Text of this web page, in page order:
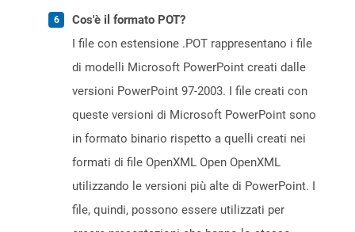
Cos'è il formato POT?
I file con estensione .POT rappresentano i file
di modelli Microsoft PowerPoint creati dalle
versioni PowerPoint 97-2003. I file creati con
queste versioni di Microsoft PowerPoint sono
in formato binario rispetto a quelli creati nei
formati di file OpenXML Open OpenXML
utilizzando le versioni più alte di PowerPoint. I
file, quindi, possono essere utilizzati per